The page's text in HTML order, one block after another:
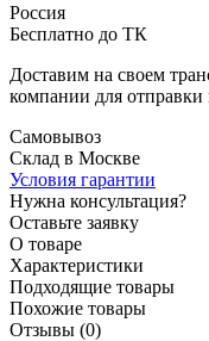
Россия
Бесплатно до ТК
Доставим на своем
компании для отправки
Самовывоз
Склад в Москве
Условия гарантии
Нужна консультация?
Оставьте заявку
О товаре
Характеристики
Подходящие товары
Похожие товары
Отзывы (0)